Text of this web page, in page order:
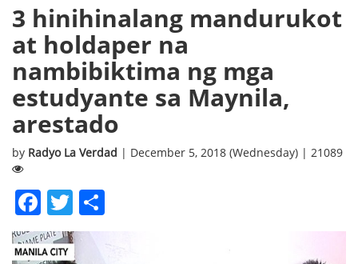
3 hinihinalang mandurukot
at holdaper na
nambibiktima ng mga
estudyante sa Maynila,
arestado
by Radyo La Verdad | December 5, 2018 (Wednesday) | 21089
Facebook
Twitter